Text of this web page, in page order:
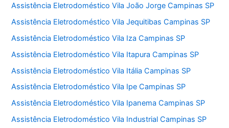
Assistência Eletrodoméstico Vila João Jorge Campinas SP
Assistência Eletrodoméstico Vila Jequitibas Campinas SP
Assistência Eletrodoméstico Vila Iza Campinas SP
Assistência Eletrodoméstico Vila Itapura Campinas SP
Assistência Eletrodoméstico Vila Itália Campinas SP
Assistência Eletrodoméstico Vila Ipe Campinas SP
Assistência Eletrodoméstico Vila Ipanema Campinas SP
Assistência Eletrodoméstico Vila Industrial Campinas SP